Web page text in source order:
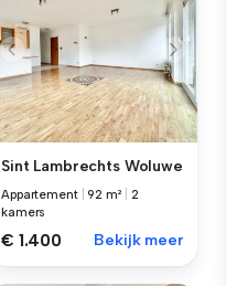
Sint Lambrechts Woluwe
Appartement |92 m²
2
kamers
€ 1.400 Bekijk meer